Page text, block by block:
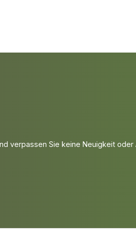
verpassen Sie keine Neuigkeit oder